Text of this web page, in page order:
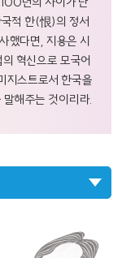
적 한(恨)의 정서
했다면, 지용은 시
혁신으로 모국어
지스트로서 한국을
해주는 것이리라.